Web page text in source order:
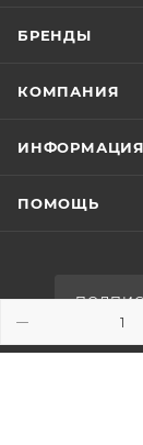
БРЕНДЫ
КОМПАНИЯ
ИНФОРМАЦИЯ
ПОМОЩЬ